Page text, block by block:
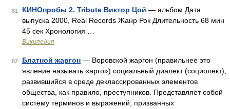
81 КИНОпробы 2. Tribute Виктор Цой — альбом Дата
выпуска 2000, Real Records Жанр Рок Длительность 68 мин
45 сек Хронология …
Википедия
82 Блатной жаргон — Воровской жаргон (правильнее это
явление называть «арго») социальный диалект (социолект),
развившийся в среде деклассированных элементов
общества, как правило, преступников. Представляет собой
систему терминов и выражений, призванных